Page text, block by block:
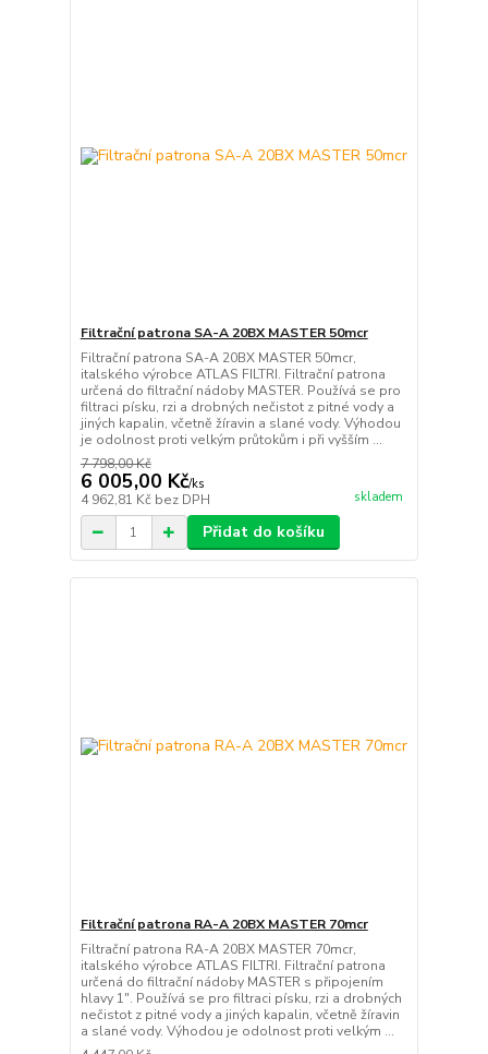
Filtrační patrona SA-A 20BX MASTER 50mcr
Filtrační patrona SA-A 20BX MASTER 50mcr,
italského výrobce ATLAS FILTRI. Filtrační patrona
určená do filtrační nádoby MASTER. Používá se pro
filtraci písku, rzi a drobných nečistot z pitné vody a
jiných kapalin, včetně žíravin a slané vody. Výhodou
je odolnost proti velkým průtokům i při vyšším ...
7 798,00 Kč
6 005,00 Kč/ks
4 962,81 Kč bez DPH skladem
Přidat do košíku
Filtrační patrona RA-A 20BX MASTER 70mcr
Filtrační patrona RA-A 20BX MASTER 70mcr,
italského výrobce ATLAS FILTRI. Filtrační patrona
určená do filtrační nádoby MASTER s připojením
hlavy 1". Používá se pro filtraci písku, rzi a drobných
nečistot z pitné vody a jiných kapalin, včetně žíravin
a slané vody. Výhodou je odolnost proti velkým ...